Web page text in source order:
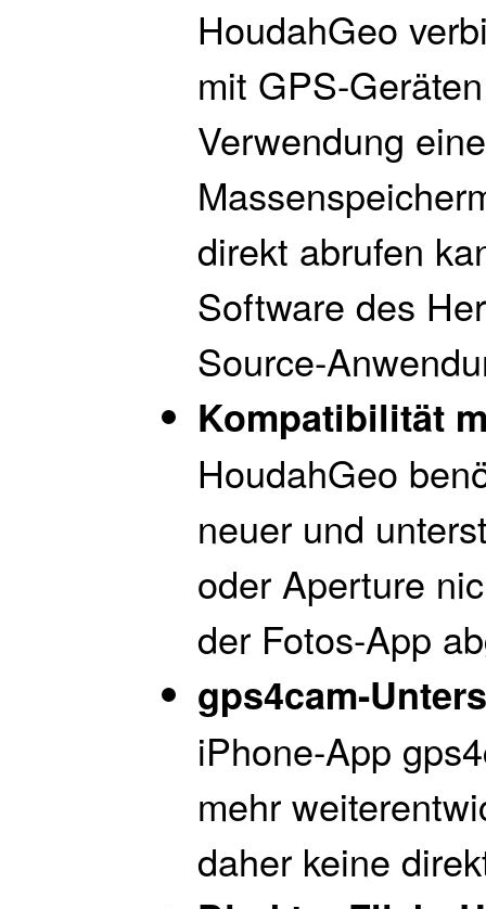
HoudahGeo
mit GPS-
Verwendung
direkt abrufen
Software des
Source-
Kompatibilität
HoudahGeo
neuer und
oder Aperture
der Fotos-App
gps4cam-
iPhone-App
mehr
daher keine